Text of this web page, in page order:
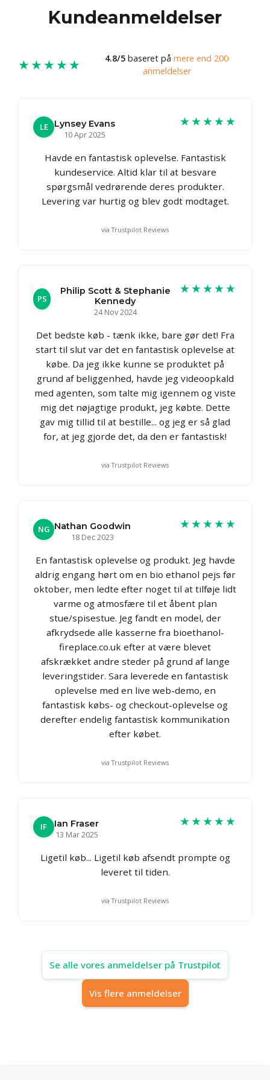
Kundeanmeldelser
★★★★★ 4.8/5 baseret på mere end 200
anmeldelser
LE
Lynsey Evans
10 Apr 2025
★★★★★
Havde en fantastisk oplevelse. Fantastisk
kundeservice. Altid klar til at besvare
spørgsmål vedrørende deres produkter.
Levering var hurtig og blev godt modtaget.
via Trustpilot Reviews
PS
Philip Scott & Stephanie
Kennedy
24 Nov 2024
★★★★★
Det bedste køb - tænk ikke, bare gør det! Fra
start til slut var det en fantastisk oplevelse at
købe. Da jeg ikke kunne se produktet på
grund af beliggenhed, havde jeg videoopkald
med agenten, som talte mig igennem og viste
mig det nøjagtige produkt, jeg købte. Dette
gav mig tillid til at bestille... og jeg er så glad
for, at jeg gjorde det, da den er fantastisk!
via Trustpilot Reviews
NG Nathan Goodwin
18 Dec 2023
★★★★★
En fantastisk oplevelse og produkt. Jeg havde
aldrig engang hørt om en bio ethanol pejs før
oktober, men ledte efter noget til at tilføje lidt
varme og atmosfære til et åbent plan
stue/spisestue. Jeg fandt en model, der
afkrydsede alle kasserne fra bioethanol-
fireplace.co.uk efter at være blevet
afskrækket andre steder på grund af lange
leveringstider. Sara leverede en fantastisk
oplevelse med en live web-demo, en
fantastisk købs- og checkout-oplevelse og
derefter endelig fantastisk kommunikation
efter købet.
via Trustpilot Reviews
IF
Ian Fraser
13 Mar 2025
★★★★★
Ligetil køb... Ligetil køb afsendt prompte og
leveret til tiden.
via Trustpilot Reviews
Se alle vores anmeldelser på Trustpilot
Vis flere anmeldelser